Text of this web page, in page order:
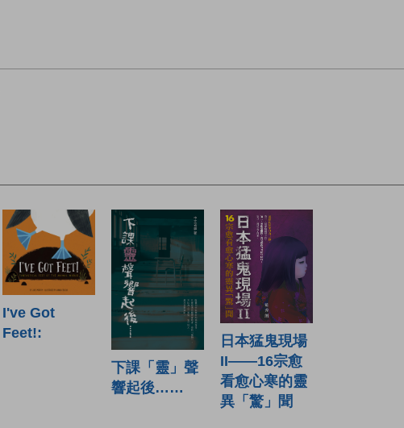
I've Got
Feet!:
下課「靈」聲
響起後……
日本猛鬼現場
II——16宗愈
看愈心寒的靈
異「驚」聞